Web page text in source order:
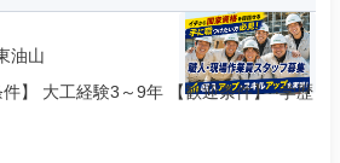
油山
】 大工経験3～9年 【歓迎条件】 ‧学歴